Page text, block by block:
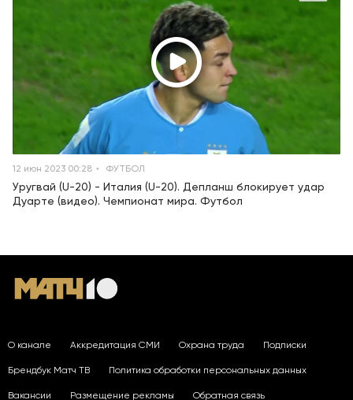
12 июн 2023 00:28 ФУТБОЛ
Уругвай (U-20) - Италия (U-20). Депланш блокирует удар
Дуарте (видео). Чемпионат мира. Футбол
О канале Аккредитация СМИ Охрана труда Подписки
Брендбук Матч ТВ Политика обработки персональных данных
Вакансии Размещение рекламы Обратная связь